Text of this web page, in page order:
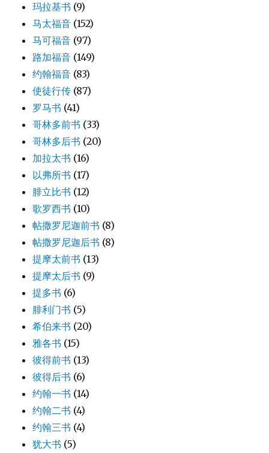
玛拉基书 (9)
马太福音 (152)
马可福音 (97)
路加福音 (149)
约翰福音 (83)
使徒行传 (87)
罗马书 (41)
哥林多前书 (33)
哥林多后书 (20)
加拉太书 (16)
以弗所书 (17)
腓立比书 (12)
歌罗西书 (10)
帖撒罗尼迦前书 (8)
帖撒罗尼迦后书 (8)
提摩太前书 (13)
提摩太后书 (9)
提多书 (6)
腓利门书 (5)
希伯来书 (20)
雅各书 (15)
彼得前书 (13)
彼得后书 (6)
约翰一书 (14)
约翰二书 (4)
约翰三书 (4)
犹大书 (5)